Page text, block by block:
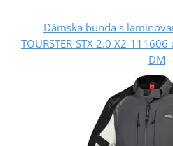
Dámska bunda s
TOURSTER-STX 2.0 X2-
DM